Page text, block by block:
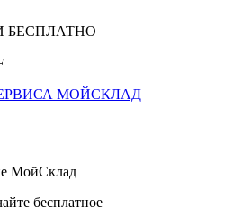
БЕСПЛАТНО
МОЙСКЛАД
бесплатное